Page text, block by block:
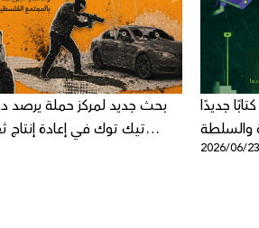
بحث جديد لمركز حملة يرصد
تيك توك في إعادة إنتاج
المنظمة في المجتمع
جديدًا
والسلطة
الرقمية
2026/06/23